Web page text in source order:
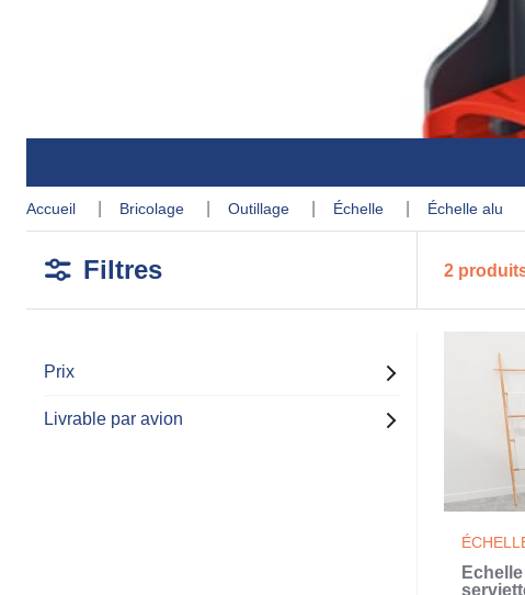
accueil bricolage outillage échelle échelle alu
Filtres 2
Prix
Livrable par avion